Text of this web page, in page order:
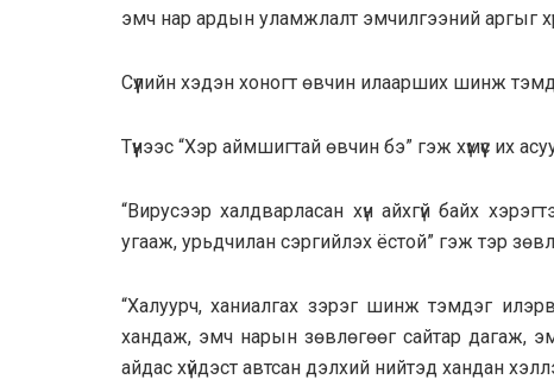
эмч нар ардын уламжлалт эмчилгээний аргыг
Сүүлийн хэдэн хоногт өвчин илаарших шинж
Түүнээс “Хэр аймшигтай өвчин бэ” гэж хүмүүс их
“Вирусээр халдварласан хүн айхгүй байх
угааж, урьдчилан сэргийлэх ёстой” гэж тэр
“Халуурч, ханиалгах зэрэг шинж тэмдэг
хандаж, эмч нарын зөвлөгөөг сайтар дагаж,
айдас хүйдэст автсан дэлхий нийтэд хандан